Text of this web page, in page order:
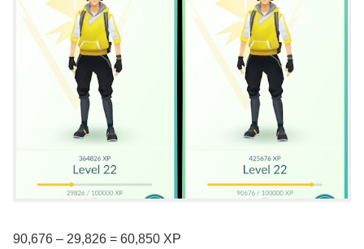
90,676 – 29,826 = 60,850 XP